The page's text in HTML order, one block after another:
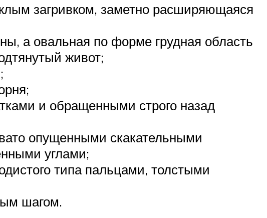
загривком, заметно расширяющаяся
а овальная по форме грудная область
живот;
и обращенными строго назад
опущенными скакательными
углами;
типа пальцами, толстыми
шагом.